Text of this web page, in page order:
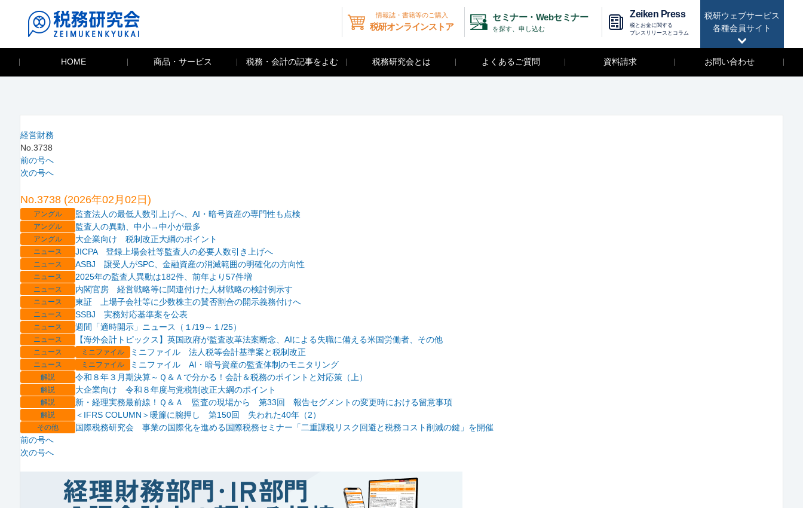
税研ウェブサービス
各種会員サイト
情報誌・書籍等のご購入
税研オンラインストア
セミナー・Webセミナー
を探す、申し込む
Zeiken Press
税とお金に関する
プレスリリースとコラム
HOME 商品・サービス 税務・会計の記事をよむ 税務研究会とは よくあるご質問 資料請求 お問い合わせ
経営財務
No.3738
前の号へ
次の号へ
No.3738 (2026年02月02日)
アングル 監査法人の最低人数引上げへ、AI・暗号資産の専門性も点検
アングル 監査人の異動、中小→中小が最多
アングル 大企業向け 税制改正大綱のポイント
ニュース JICPA 登録上場会社等監査人の必要人数引き上げへ
ニュース ASBJ 譲受人がSPC、金融資産の消滅範囲の明確化の方向性
ニュース 2025年の監査人異動は182件、前年より57件増
ニュース 内閣官房 経営戦略等に関連付けた人材戦略の検討例示す
ニュース 東証 上場子会社等に少数株主の賛否割合の開示義務付けへ
ニュース SSBJ 実務対応基準案を公表
ニュース 週間「適時開示」ニュース（１/19～１/25）
ニュース 【海外会計トピックス】英国政府が監査改革法案断念、AIによる失職に備える米国労働者、その他
ニュース ミニファイル ミニファイル 法人税等会計基準案と税制改正
ニュース ミニファイル ミニファイル AI・暗号資産の監査体制のモニタリング
解説 令和８年３月期決算～Ｑ＆Ａで分かる！会計＆税務のポイントと対応策（上）
解説 大企業向け 令和８年度与党税制改正大綱のポイント
解説 新・経理実務最前線！Ｑ＆Ａ 監査の現場から 第33回 報告セグメントの変更時における留意事項
解説 ＜IFRS COLUMN＞暖簾に腕押し 第150回 失われた40年（2）
その他
国際税務研究会 事業の国際化を進める国際税務セミナー「二重課税リスク回避と税務コスト削減の鍵」を開催
前の号へ
次の号へ